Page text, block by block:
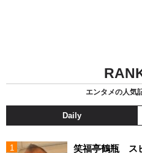
エンタメの人気
Daily
笑福亭鶴瓶 ス